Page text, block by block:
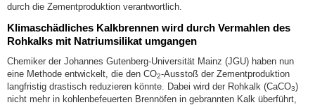
durch die Zementproduktion verantwortlich.
Klimaschädliches Kalkbrennen wird durch Vermahlen des
Rohkalks mit Natriumsilikat umgangen
Chemiker der Johannes Gutenberg-Universität Mainz (JGU) haben nun
eine Methode entwickelt, die den CO2-Ausstoß der Zementproduktion
langfristig drastisch reduzieren könnte. Dabei wird der Rohkalk (CaCO3)
nicht mehr in kohlenbefeuerten Brennöfen in gebrannten Kalk überführt,